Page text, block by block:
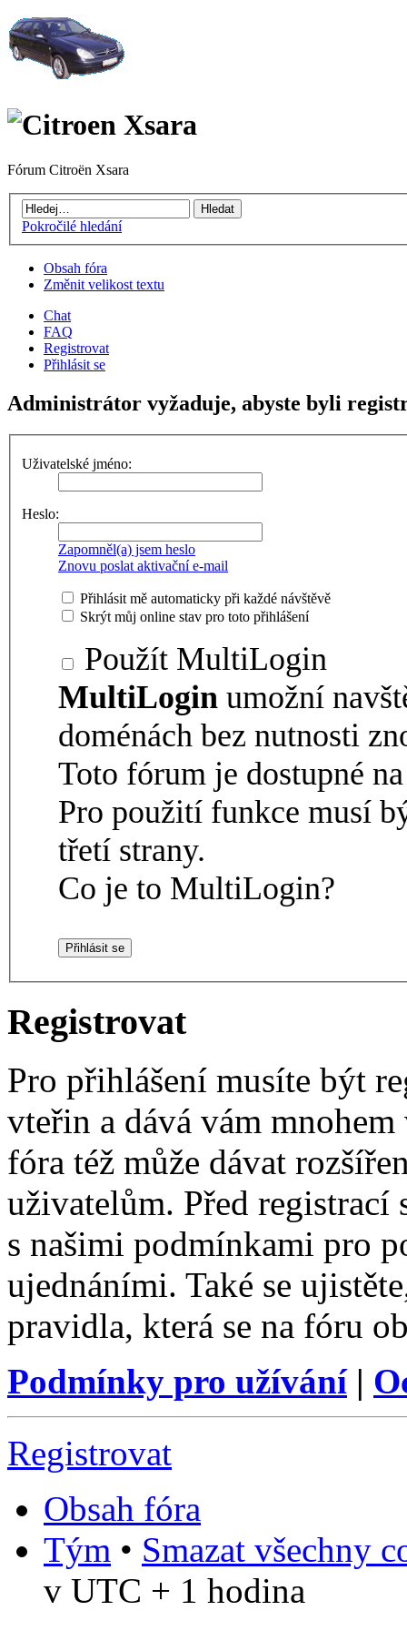
Fórum Citroën Xsara
Pokročilé hledání
Obsah fóra
Změnit velikost textu
Chat
FAQ
Registrovat
Přihlásit se
Administrátor vyžaduje, abyste byli
Uživatelské jméno:
Heslo:
Zapomněl(a) jsem heslo
Znovu poslat aktivační e-mail
Přihlásit mě automaticky při každé návštěvě
Skrýt můj online stav pro toto přihlášení
Použít MultiLogin
MultiLogin umožní
doménách bez nutnosti
Toto fórum je dostupné
Pro použití funkce musí
třetí strany.
Co je to MultiLogin?
Registrovat
Pro přihlášení musíte být
vteřin a dává vám
fóra též může dávat
uživatelům. Před registrací
s našimi podmínkami pro
ujednáními. Také se
pravidla, která se na fóru
Podmínky pro užívání|
Registrovat
Obsah fóra
Tým • Smazat všechny
v UTC + 1 hodina